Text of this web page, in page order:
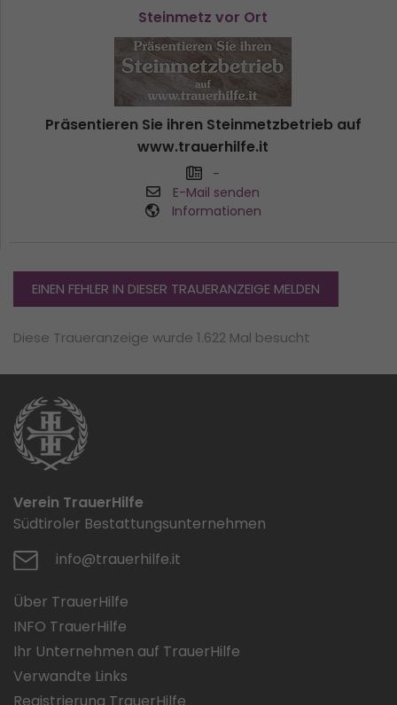
Steinmetz vor Ort
Präsentieren Sie ihren Steinmetzbetrieb auf
www.trauerhilfe.it
-
E-Mail senden
Informationen
EINEN FEHLER IN DIESER TRAUERANZEIGE MELDEN
Diese Traueranzeige wurde 1.622 Mal besucht
Verein TrauerHilfe
Südtiroler Bestattungsunternehmen
info@trauerhilfe.it
Über TrauerHilfe
INFO TrauerHilfe
Ihr Unternehmen auf TrauerHilfe
Verwandte Links